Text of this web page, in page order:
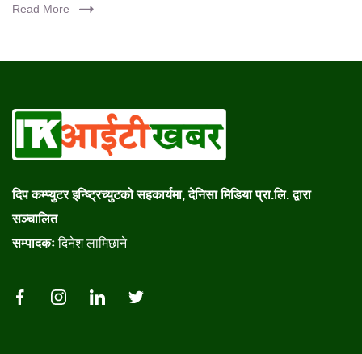
Read More
दिप कम्प्युटर इन्ष्ट्रिच्युटको सहकार्यमा, देनिसा मिडिया प्रा.लि. द्वारा
सञ्चालित
सम्पादकःदिनेश लामिछाने